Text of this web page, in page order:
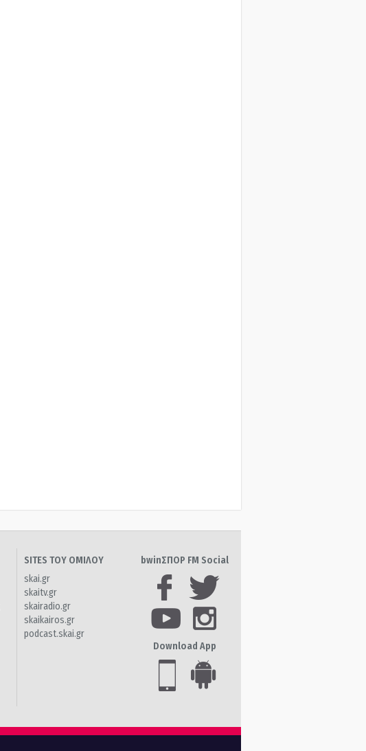
SITES ΤΟΥ ΟΜΙΛΟΥ
skai.gr
skaitv.gr
skairadio.gr
skaikairos.gr
podcast.skai.gr
bwinΣΠΟΡ FM Social
Download App